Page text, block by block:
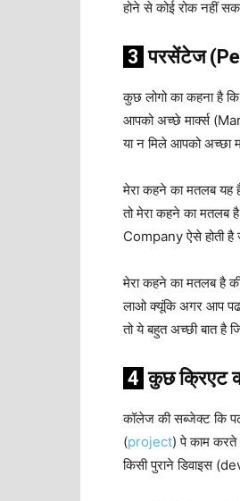
होने से कोई रोक नहीं
3 परसेंटेज
कुछ लोगो का कहना है
आपको अच्छे मार्क्स
या न मिले आपको अच्छा
मेरा कहने का मतलब यह
तो मेरा कहने का
Company ऐसे होती
मेरा कहने का मतलब है
लाओ क्यूंकि अगर आप
तो ये बहुत अच्छी बात है
4 कुछ क्रिएट
कॉलेज की सब्जेक्ट कि
(project)पे काम करते
किसी पुराने डिवाइस